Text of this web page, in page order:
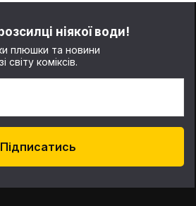
ніякої води!
плюшки та новини
зі світу коміксів.
Підписатись